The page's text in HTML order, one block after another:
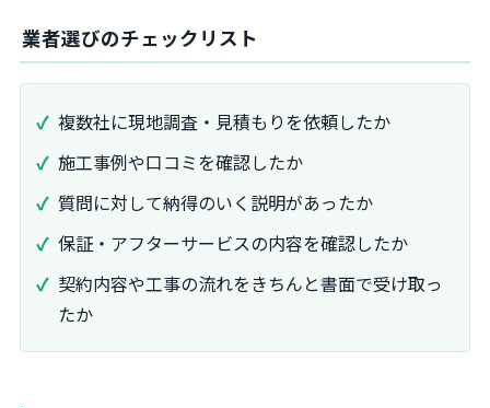
業者選びのチェックリスト
複数社に現地調査・見積もりを依頼したか
施工事例や口コミを確認したか
質問に対して納得のいく説明があったか
保証・アフターサービスの内容を確認したか
契約内容や工事の流れをきちんと書面で受け取っ
たか